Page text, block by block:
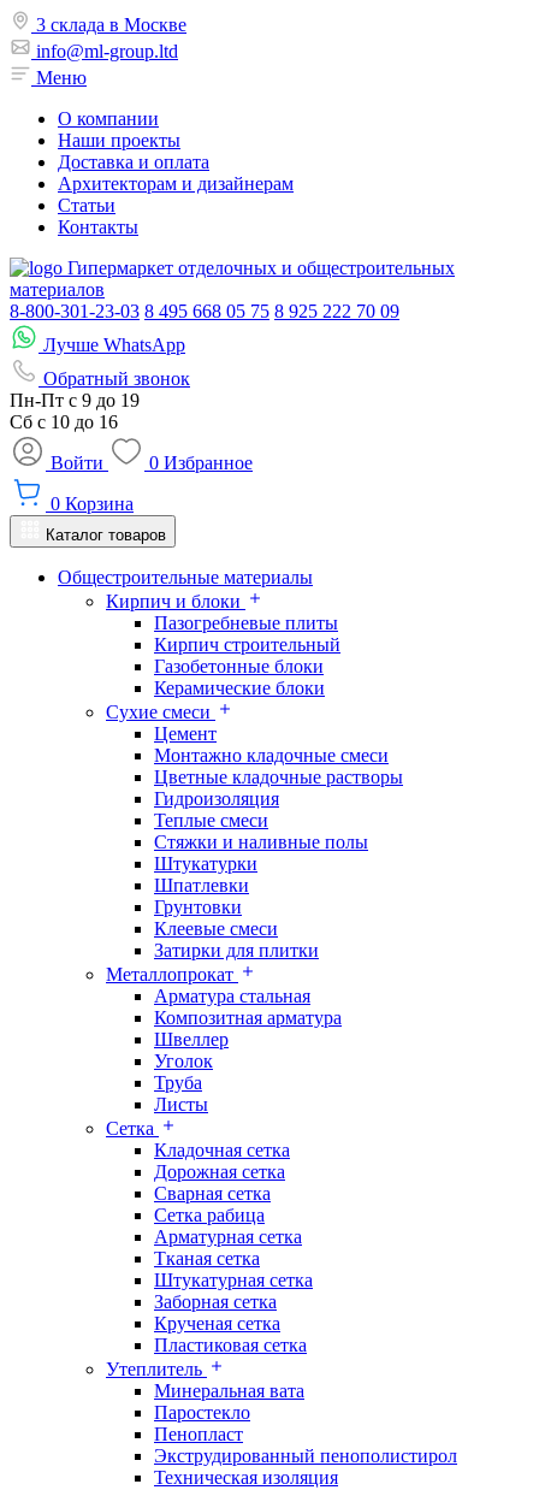
3 склада в Москве
info@ml-group.ltd
Меню
О компании
Наши проекты
Доставка и оплата
Архитекторам и дизайнерам
Статьи
Контакты
Гипермаркет отделочных и общестроительных
материалов
8-800-301-23-03 8 495 668 05 75 8 925 222 70 09
Лучше WhatsApp
Обратный звонок
Пн-Пт с 9 до 19
Сб с 10 до 16
Войти
0 Избранное
0 Корзина
Каталог товаров
Общестроительные материалы
Кирпич и блоки
Пазогребневые плиты
Кирпич строительный
Газобетонные блоки
Керамические блоки
Сухие смеси
Цемент
Монтажно кладочные смеси
Цветные кладочные растворы
Гидроизоляция
Теплые смеси
Стяжки и наливные полы
Штукатурки
Шпатлевки
Грунтовки
Клеевые смеси
Затирки для плитки
Металлопрокат
Арматура стальная
Композитная арматура
Швеллер
Уголок
Труба
Листы
Сетка
Кладочная сетка
Дорожная сетка
Сварная сетка
Сетка рабица
Арматурная сетка
Тканая сетка
Штукатурная сетка
Заборная сетка
Крученая сетка
Пластиковая сетка
Утеплитель
Минеральная вата
Паростекло
Пенопласт
Экструдированный пенополистирол
Техническая изоляция